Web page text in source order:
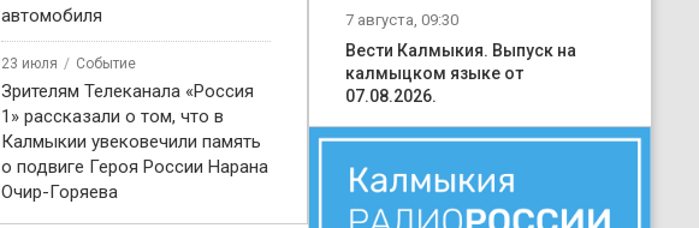
автомобиля
23 июля Событие
Зрителям Телеканала «Россия
1» рассказали о том, что в
Калмыкии увековечили память
о подвиге Героя России Нарана
Очир-Горяева
7 августа, 09:30
Вести Калмыкия. Выпуск на
калмыцком языке от
07.08.2026.